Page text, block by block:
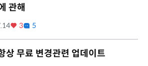
관해
3 5
상 무료 변경관련 업데이트